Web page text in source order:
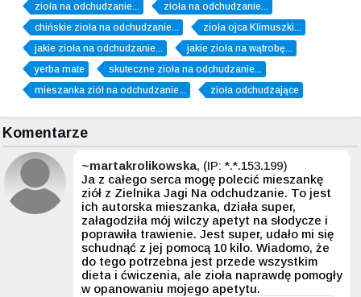
zioła na odchudzanie...
zioła na odchudzanie...
chińskie zioła na odchudzanie...
zioła ojca Klimuszki...
jakie zioła na odchudzanie...
jakie zioła na wątrobę...
yerba mate
skuteczne zioła na odchudzanie...
mieszanka ziół na odchudzanie...
zioła odchudzające
Komentarze
~martakrolikowska, (IP: *.*.153.199)
Ja z całego serca mogę polecić mieszankę
ziół z Zielnika Jagi Na odchudzanie. To jest
ich autorska mieszanka, działa super,
załagodziła mój wilczy apetyt na słodycze i
poprawiła trawienie. Jest super, udało mi się
schudnąć z jej pomocą 10 kilo. Wiadomo, że
do tego potrzebna jest przede wszystkim
dieta i ćwiczenia, ale zioła naprawdę pomogły
w opanowaniu mojego apetytu.